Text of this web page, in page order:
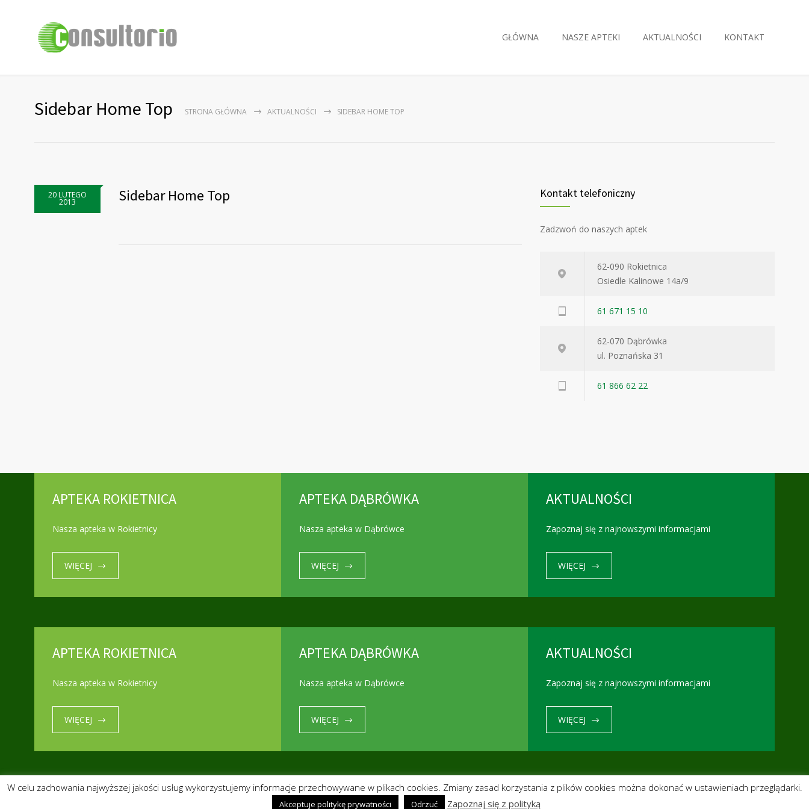
GŁÓWNA NASZE APTEKI AKTUALNOŚCI KONTAKT
Sidebar Home Top STRONA GŁÓWNA AKTUALNOŚCI SIDEBAR HOME TOP
20 LUTEGO
2013 Sidebar Home Top Kontakt telefoniczny
Zadzwoń do naszych aptek
62-090 Rokietnica
Osiedle Kalinowe 14a/9
61 671 15 10
62-070 Dąbrówka
ul. Poznańska 31
61 866 62 22
APTEKA ROKIETNICA
Nasza apteka w Rokietnicy
WIĘCEJ
APTEKA DĄBRÓWKA
Nasza apteka w Dąbrówce
WIĘCEJ
AKTUALNOŚCI
Zapoznaj się z najnowszymi informacjami
WIĘCEJ
APTEKA ROKIETNICA
Nasza apteka w Rokietnicy
WIĘCEJ
APTEKA DĄBRÓWKA
Nasza apteka w Dąbrówce
WIĘCEJ
AKTUALNOŚCI
Zapoznaj się z najnowszymi informacjami
WIĘCEJ
W celu zachowania najwyższej jakości usług wykorzystujemy informacje przechowywane w plikach cookies. Zmiany zasad korzystania z plików cookies można dokonać w ustawieniach przeglądarki.
Akceptuje politykę prywatności Odrzuć Zapoznaj się z polityką